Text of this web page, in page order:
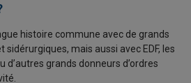
histoire commune avec de grands
mais aussi avec EDF, les
grands donneurs d’ordres